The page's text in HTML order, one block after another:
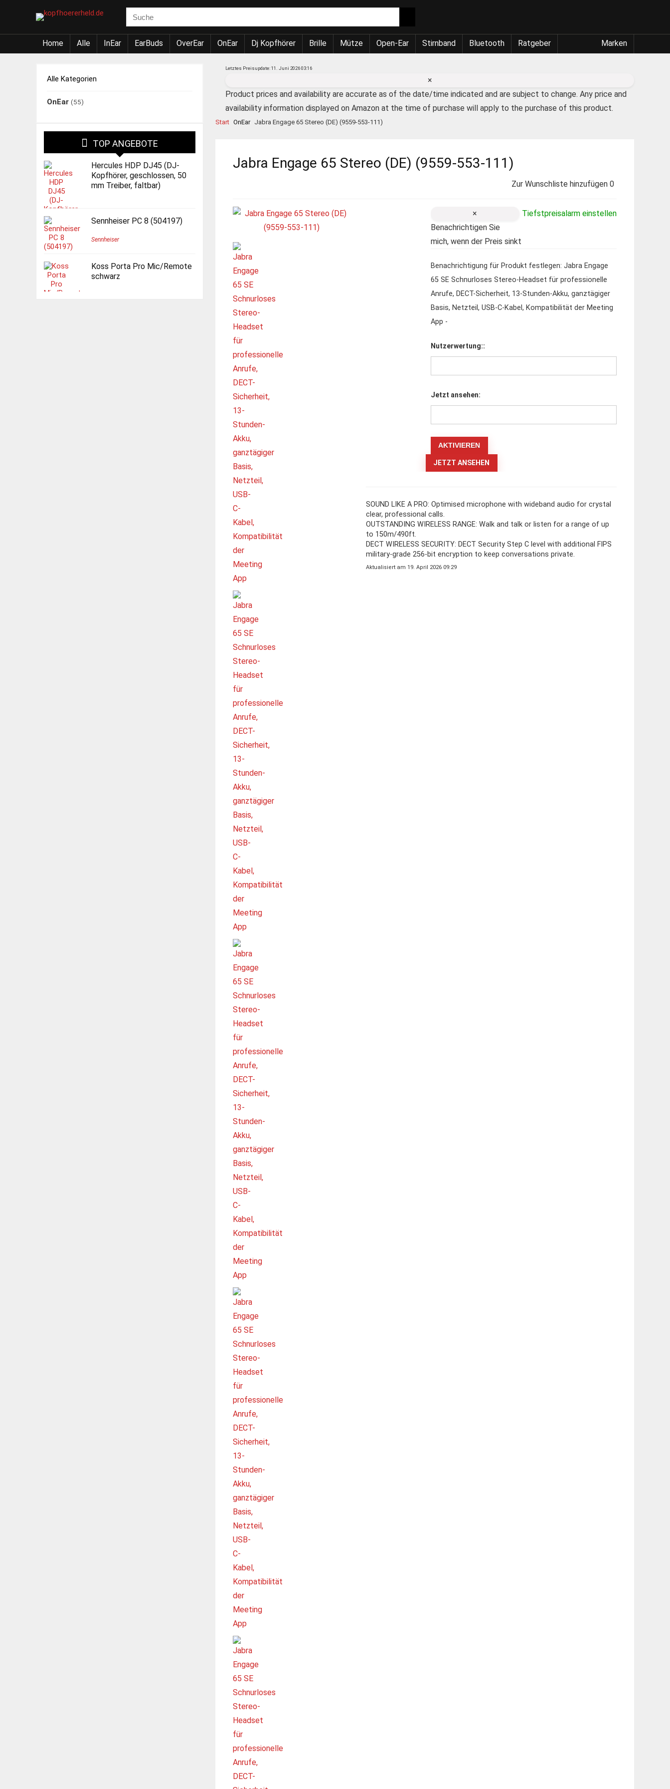
Home Alle InEar EarBuds OverEar OnEar Dj Kopfhörer Brille Mütze Open-Ear Stirnband Bluetooth Ratgeber Marken
Letztes Preisupdate: 11. Juni 2026 03:16
×
Product prices and availability are accurate as of the date/time indicated and are subject to change. Any price and
availability information displayed on Amazon at the time of purchase will apply to the purchase of this product.
Start OnEar Jabra Engage 65 Stereo (DE) (9559-553-111)
Jabra Engage 65 Stereo (DE) (9559-553-111)
Zur Wunschliste hinzufügen 0
Tiefstpreisalarm einstellen
×
Benachrichtigen Sie
mich, wenn der Preis sinkt
Benachrichtigung für Produkt festlegen: Jabra Engage
65 SE Schnurloses Stereo-Headset für professionelle
Anrufe, DECT-Sicherheit, 13-Stunden-Akku, ganztägiger
Basis, Netzteil, USB-C-Kabel, Kompatibilität der Meeting
App -
Nutzerwertung::
Jetzt ansehen:
JETZT ANSEHEN
SOUND LIKE A PRO: Optimised microphone with wideband audio for crystal
clear, professional calls.
OUTSTANDING WIRELESS RANGE: Walk and talk or listen for a range of up
to 150m/490ft.
DECT WIRELESS SECURITY: DECT Security Step C level with additional FIPS
military-grade 256-bit encryption to keep conversations private.
Aktualisiert am 19. April 2026 09:29
Alle Kategorien
OnEar (55)
TOP ANGEBOTE
Hercules HDP DJ45 (DJ-
Kopfhörer, geschlossen, 50
mm Treiber, faltbar)
Sennheiser PC 8 (504197)
Sennheiser
Koss Porta Pro Mic/Remote
schwarz